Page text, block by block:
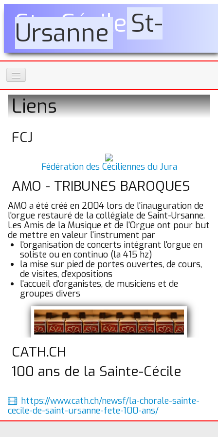
Ste-Cécile St-
Ursanne
Accueil
La société▼
Mémento
Albums
Promenades▼
Divers▼
Liens
FCJ
Fédération des Céciliennes du Jura
AMO - TRIBUNES BAROQUES
AMO a été créé en 2004 lors de l'inauguration de
l'orgue restauré de la collégiale de Saint-Ursanne.
Les Amis de la Musique et de l'Orgue ont pour but
de mettre en valeur l'instrument par
l'organisation de concerts intégrant l'orgue en
soliste ou en continuo (la 415 hz)
la mise sur pied de portes ouvertes, de cours,
de visites, d'expositions
l'accueil d'organistes, de musiciens et de
groupes divers
CATH.CH
100 ans de la Sainte-Cécile
https://www.cath.ch/newsf/la-chorale-sainte-
cecile-de-saint-ursanne-fete-100-ans/